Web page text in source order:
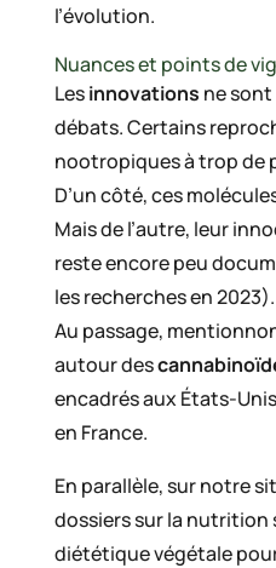
l’évolution.
Nuances et points de
Lesinnovations ne
débats. Certains
nootropiques à trop de
D’un côté, ces
Mais de l’autre, leur
reste encore peu
les recherches en 2023).
Au passage,
autour des
encadrés aux États-
en France.
En parallèle, sur notre
dossiers sur la nutrition
diététique végétale